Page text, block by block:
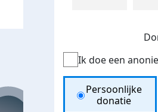
Ik doe een
Donation Type
Persoonlijke
donatie